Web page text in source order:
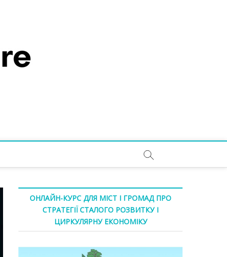
ОНЛАЙН-КУРС ДЛЯ МІСТ І ГРОМАД ПРО
СТРАТЕГІЇ СТАЛОГО РОЗВИТКУ І
ЦИРКУЛЯРНУ ЕКОНОМІКУ